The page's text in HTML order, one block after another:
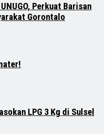
Perkuat Barisan
Gorontalo
LPG 3 Kg di Sulsel